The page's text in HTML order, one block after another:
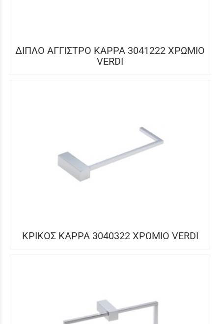
ΔΙΠΛΟ ΑΓΓΙΣΤΡΟ KAPPA 3041222 ΧΡΩΜΙΟ
VERDI
ΚΡΙΚΟΣ KAPPA 3040322 ΧΡΩΜΙΟ VERDI